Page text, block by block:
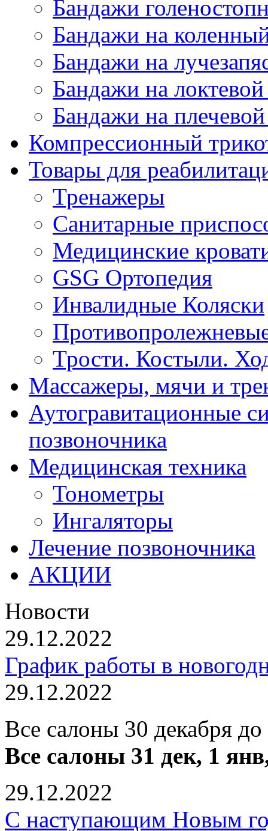
Бандажи
Бандажи на
Бандажи на
Бандажи на локтевой
Бандажи на плечевой
Компрессионный
Товары для
Тренажеры
Санитарные
Медицинские
GSG Ортопедия
Инвалидные Коляски
Трости. Костыли.
Массажеры, мячи и
Аутогравитационные
позвоночника
Медицинская техника
Тонометры
Ингаляторы
Лечение позвоночника
АКЦИИ
Новости
29.12.2022
График работы в
29.12.2022
Все салоны 30 декабря
Все салоны 31 дек, 1
29.12.2022
С наступающим Новым